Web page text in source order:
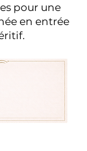
pour une
en entrée